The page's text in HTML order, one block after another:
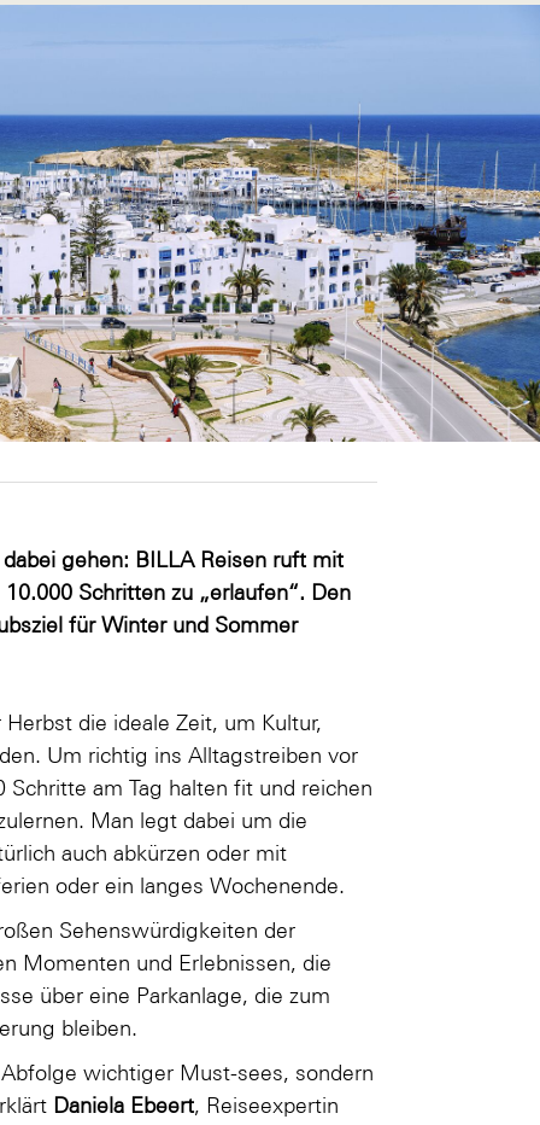
gehen: BILLA Reisen ruft mit
Schritten zu „erlaufen“. Den
für Winter und Sommer
die ideale Zeit, um Kultur,
Um richtig ins Alltagstreiben vor
am Tag halten fit und reichen
Man legt dabei um die
auch abkürzen oder mit
oder ein langes Wochenende.
Sehenswürdigkeiten der
Momenten und Erlebnissen, die
über eine Parkanlage, die zum
bleiben.
wichtiger Must-sees, sondern
Daniela Ebeert, Reiseexpertin